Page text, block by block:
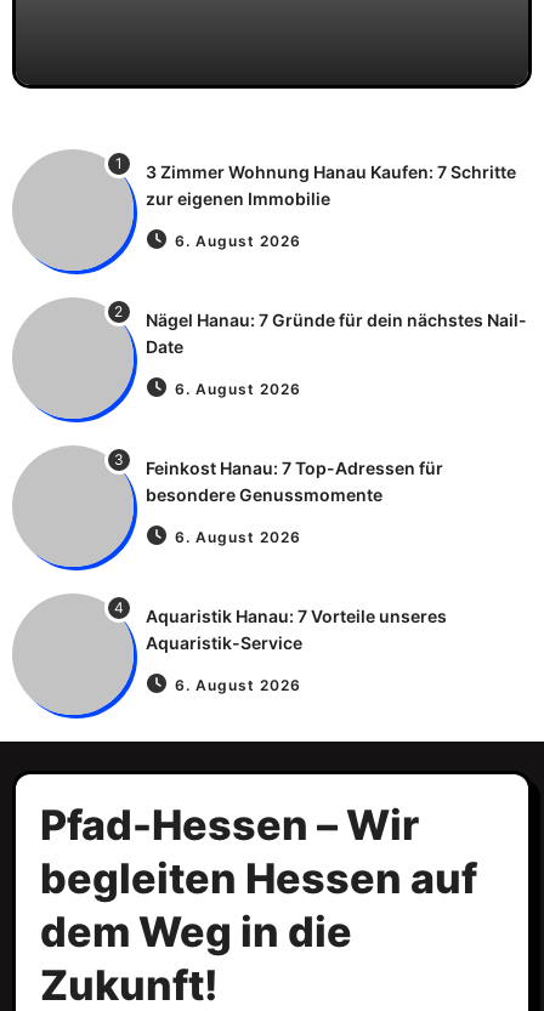
1
3 Zimmer Wohnung Hanau Kaufen: 7 Schritte
zur eigenen Immobilie
6. August 2026
2
Nägel Hanau: 7 Gründe für dein nächstes Nail-
Date
6. August 2026
3
Feinkost Hanau: 7 Top-Adressen für
besondere Genussmomente
6. August 2026
4
Aquaristik Hanau: 7 Vorteile unseres
Aquaristik-Service
6. August 2026
Pfad-Hessen – Wir
begleiten Hessen auf
dem Weg in die
Zukunft!